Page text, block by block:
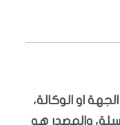
او الوكالة،
والمصدر هو